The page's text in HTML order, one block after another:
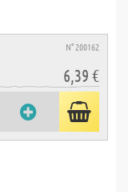
N° 200162
6,39 €